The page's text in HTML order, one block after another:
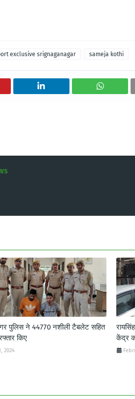
exclusive srignaganagar sameja kothi
पुलिस ने 44770 नशीली टैबलेट सहित
किए
2024
केंद्र